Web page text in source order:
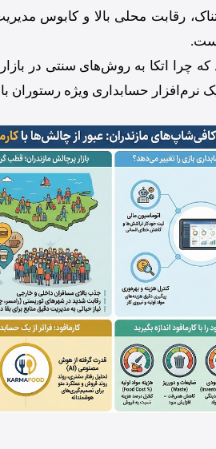
رقابت محلی بالا و کابوس
اتکا به روش‌های سنتی در
نرم‌افزار حسابداری ویژه